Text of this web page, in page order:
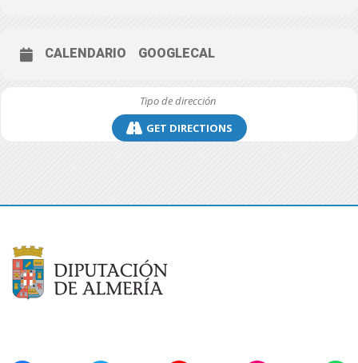
CALENDARIO GOOGLECAL
GET DIRECTIONS